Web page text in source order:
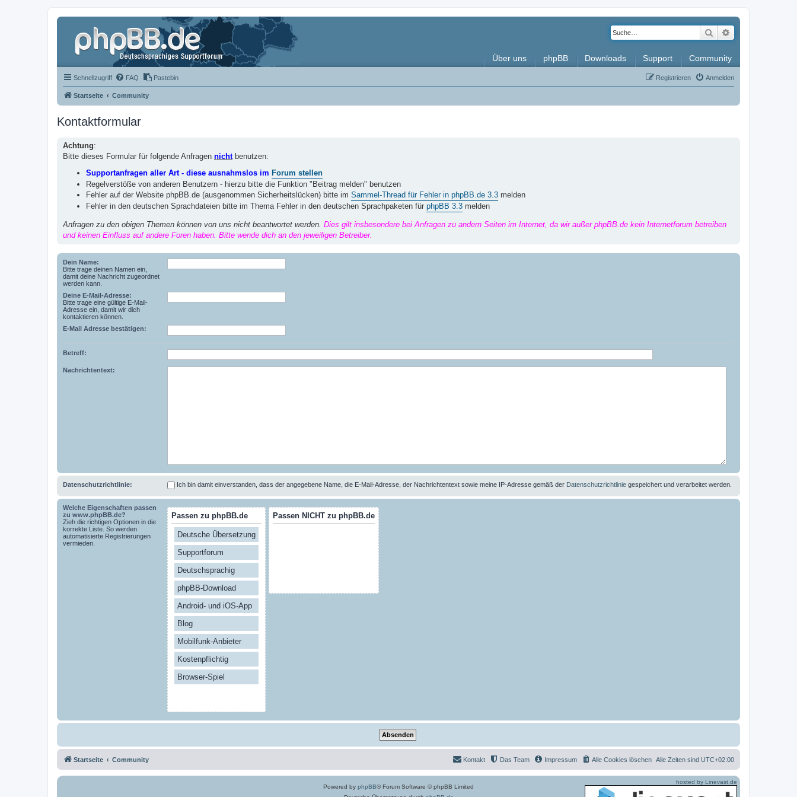
Suche
Über uns phpBB Downloads Support Community
Schnellzugriff FAQ Pastebin Anmelden
Registrieren
Startseite Community
Kontaktformular
Achtung:
Bitte dieses Formular für folgende Anfragen nichtbenutzen:
Supportanfragen aller Art - diese ausnahmslos im Forum stellen
Regelverstöße von anderen Benutzern - hierzu bitte die Funktion "Beitrag melden" benutzen
Fehler auf der Website phpBB.de (ausgenommen Sicherheitslücken) bitte im Sammel-Thread für Fehler in phpBB.de 3.3 melden
Fehler in den deutschen Sprachdateien bitte im Thema Fehler in den deutschen Sprachpaketen für phpBB 3.3 melden
Anfragen zu den obigen Themen können von uns nicht beantwortet werden. Dies gilt insbesondere bei Anfragen zu andern Seiten im Internet, da wir außer phpBB.de kein Internetforum betreiben
und keinen Einfluss auf andere Foren haben. Bitte wende dich an den jeweiligen Betreiber.
Dein Name:
Bitte trage deinen Namen ein,
damit deine Nachricht zugeordnet
werden kann.
Deine E-Mail-Adresse:
Bitte trage eine gültige E-Mail-
Adresse ein, damit wir dich
kontaktieren können.
E-Mail Adresse bestätigen:
Betreff:
Nachrichtentext:
Datenschutzrichtlinie: Ich bin damit einverstanden, dass der angegebene Name, die E-Mail-Adresse, der Nachrichtentext sowie meine IP-Adresse gemäß der Datenschutzrichtlinie gespeichert und verarbeitet werden.
Welche Eigenschaften passen
zu www.phpBB.de?
Zieh die richtigen Optionen in die
korrekte Liste. So werden
automatisierte Registrierungen
vermieden.
Passen zu phpBB.de
Deutsche Übersetzung
Supportforum
Deutschsprachig
phpBB-Download
Android- und iOS-App
Blog
Mobilfunk-Anbieter
Kostenpflichtig
Browser-Spiel
Passen NICHT zu phpBB.de
Startseite Community Alle Zeiten sind UTC+02:00
Alle Cookies löschen
Impressum
Das Team
Kontakt
Powered by phpBB® Forum Software © phpBB Limited
hosted by Linevast.de